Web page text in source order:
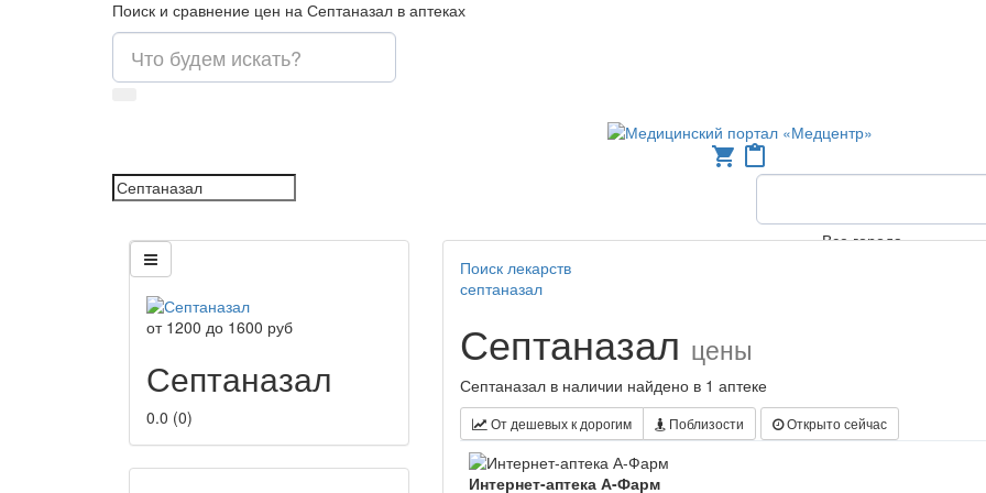
Поиск и сравнение цен на Септаназал в аптеках
shopping_cart content_paste
Все города
от 1200 до 1600 руб
Септаназал
0.0 (0)
Поиск лекарств
септаназал
Септаназал цены
Септаназал в наличии найдено в 1 аптеке
От дешевых к дорогим Поблизости Открыто сейчас
Интернет-аптека А-Фарм